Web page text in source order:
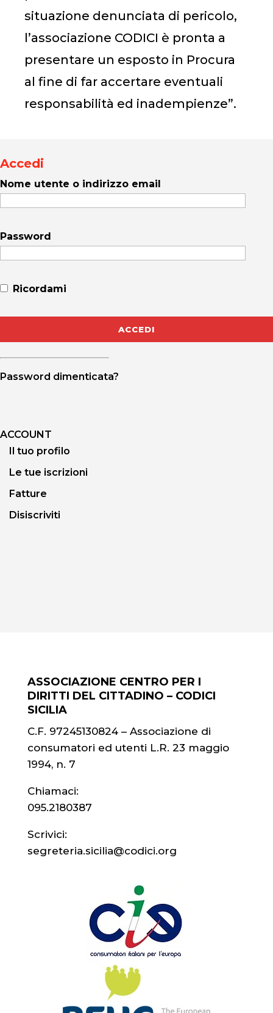
situazione denunciata di pericolo,
l’associazione CODICI è pronta a
presentare un esposto in Procura
al fine di far accertare eventuali
responsabilità ed inadempienze”.
Accedi
Nome utente o indirizzo email
Password
Ricordami
Password dimenticata?
ACCOUNT
Il tuo profilo
Le tue iscrizioni
Fatture
Disiscriviti
ASSOCIAZIONE CENTRO PER I
DIRITTI DEL CITTADINO – CODICI
SICILIA
C.F. 97245130824 – Associazione di
consumatori ed utenti L.R. 23 maggio
1994, n. 7
Chiamaci:
095.2180387
Scrivici:
segreteria.sicilia@codici.org